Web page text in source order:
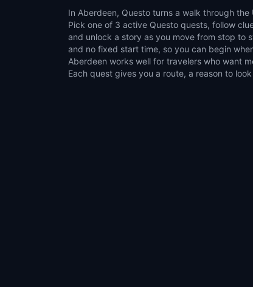
In Aberdeen, Questo turns a walk through
Pick one of 3 active Questo quests, follow
and unlock a story as you move from stop to
and no fixed start time, so you can begin
Aberdeen works well for travelers who want
Each quest gives you a route, a reason to
make the city feel interactive. Use the
around local places such as the Archibald
Mercat Cross. It suits couples, families,
who like flexible outdoor activities. Choose a